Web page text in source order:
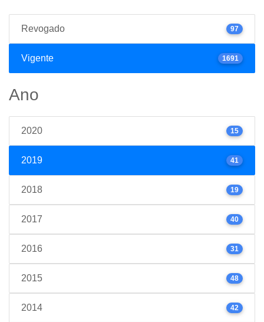
Revogado 97
Vigente 1691
Ano
2020 15
2019 41
2018 19
2017 40
2016 31
2015 48
2014 42